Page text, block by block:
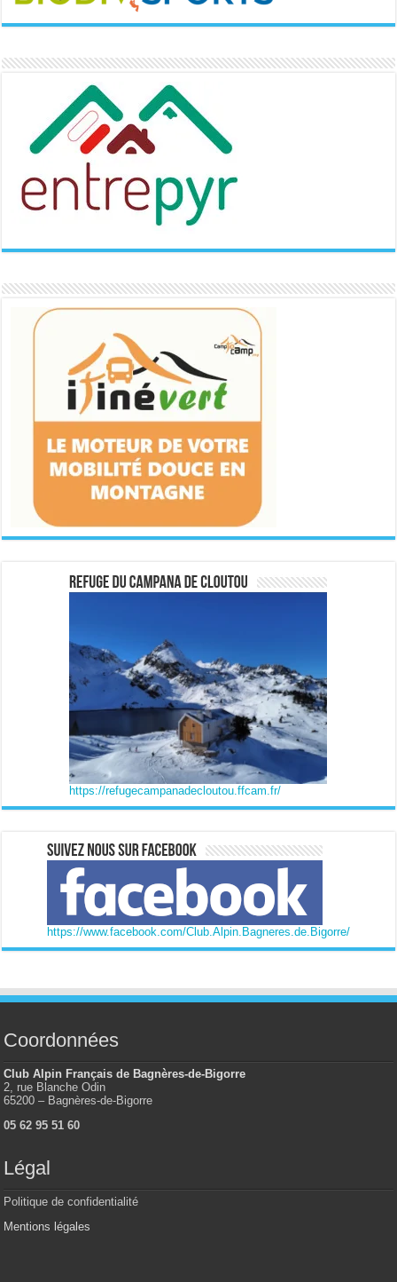
https://refugecampanadecloutou.ffcam.fr/
https://www.facebook.com/Club.Alpin.Bagneres.de.Bigorre/
Coordonnées
Club Alpin Français de Bagnères-de-Bigorre
2, rue Blanche Odin
65200 – Bagnères-de-Bigorre
05 62 95 51 60
Légal
Politique de confidentialité
Mentions légales